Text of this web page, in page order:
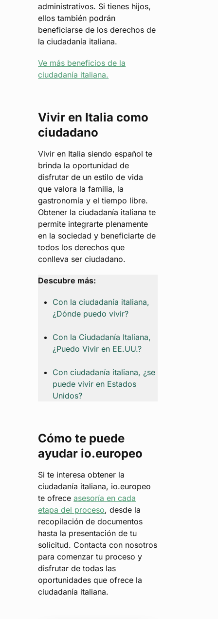
administrativos. Si tienes hijos,
ellos también podrán
beneficiarse de los derechos de
la ciudadanía italiana​​.
Ve más beneficios de la
ciudadanía italiana.
Vivir en Italia como
ciudadano
Vivir en Italia siendo español te
brinda la oportunidad de
disfrutar de un estilo de vida
que valora la familia, la
gastronomía y el tiempo libre.
Obtener la ciudadanía italiana te
permite integrarte plenamente
en la sociedad y beneficiarte de
todos los derechos que
conlleva ser ciudadano.
Descubre más:
Con la ciudadanía italiana,
¿Dónde puedo vivir?
Con la Ciudadanía Italiana,
¿Puedo Vivir en EE.UU.?
Con ciudadanía italiana, ¿se
puede vivir en Estados
Unidos?
Cómo te puede
ayudar io.europeo
Si te interesa obtener la
ciudadanía italiana, io.europeo
te ofreceasesoría en cada
etapa del proceso, desde la
recopilación de documentos
hasta la presentación de tu
solicitud. Contacta con nosotros
para comenzar tu proceso y
disfrutar de todas las
oportunidades que ofrece la
ciudadanía italiana​.